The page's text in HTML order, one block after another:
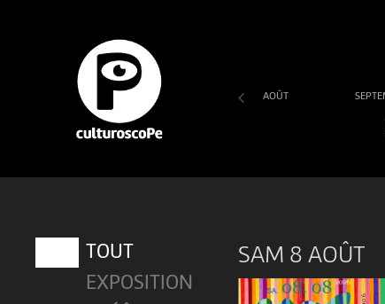
AOÛT
TOUT
EXPOSITION
SAM 8 AOÛT